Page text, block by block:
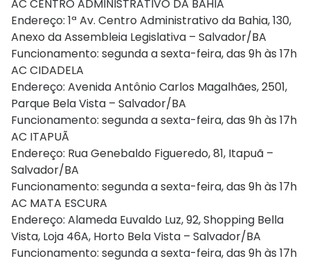
AC CENTRO ADMINISTRATIVO DA BAHIA
Endereço: 1ª Av. Centro Administrativo da Bahia, 130,
Anexo da Assembleia Legislativa – Salvador/BA
Funcionamento: segunda a sexta-feira, das 9h às 17h
AC CIDADELA
Endereço: Avenida Antônio Carlos Magalhães, 2501,
Parque Bela Vista – Salvador/BA
Funcionamento: segunda a sexta-feira, das 9h às 17h
AC ITAPUÃ
Endereço: Rua Genebaldo Figueredo, 81, Itapuã –
Salvador/BA
Funcionamento: segunda a sexta-feira, das 9h às 17h
AC MATA ESCURA
Endereço: Alameda Euvaldo Luz, 92, Shopping Bella
Vista, Loja 46A, Horto Bela Vista – Salvador/BA
Funcionamento: segunda a sexta-feira, das 9h às 17h